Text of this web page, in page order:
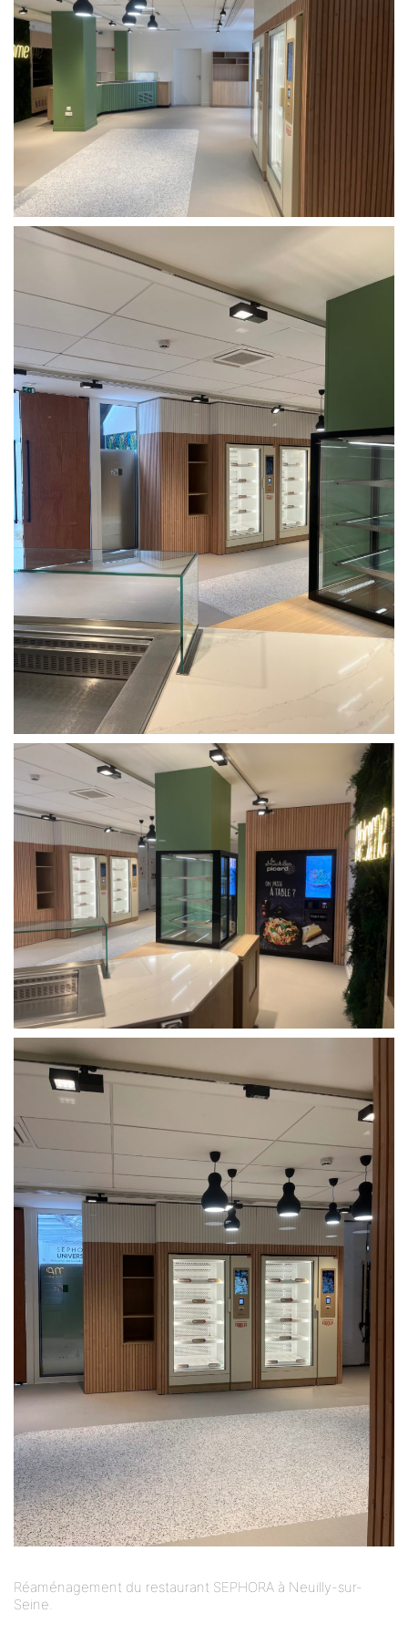
Réaménagement du restaurant SEPHORA à Neuilly-sur-
Seine.